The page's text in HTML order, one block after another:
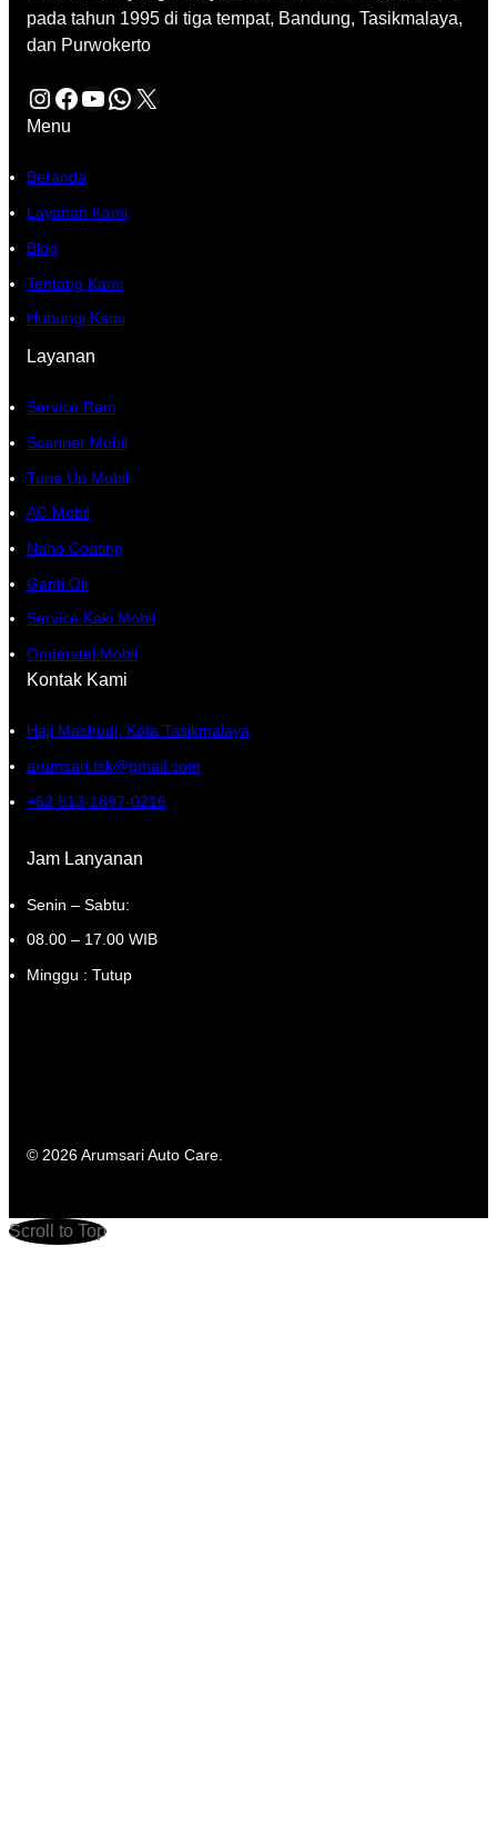
pada tahun 1995 di tiga tempat, Bandung, Tasikmalaya,
dan Purwokerto
Instagram Facebook YouTube WhatsApp X
Menu
Beranda
Layanan Kami
Blog
Tentang Kami
Hubungi Kami
Layanan
Service Rem
Scanner Mobil
Tune Up Mobil
AC Mobil
Nano Coating
Ganti Oli
Service Kaki Mobil
Onderstel Mobil
Kontak Kami
Haji Mashudi, Kota Tasikmalaya
arumsari.tsk@gmail.com
+62 813-1897-0216
Jam Lanyanan
Senin – Sabtu:
08.00 – 17.00 WIB
Minggu : Tutup
© 2026 Arumsari Auto Care.
Scroll to Top